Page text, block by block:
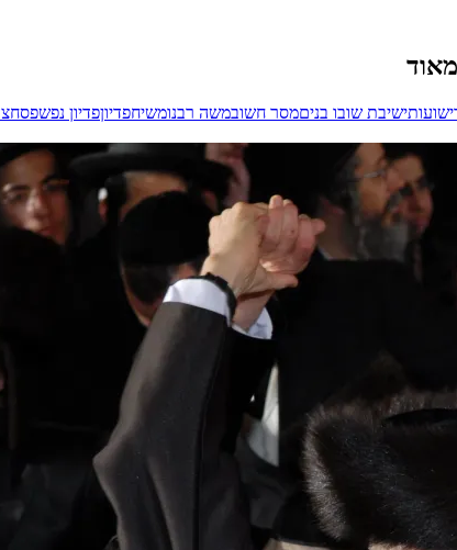
ישועותישיבת שובו בניםמסר חשובמשה רבנומשיחפדיוןפדיון נפשפסח